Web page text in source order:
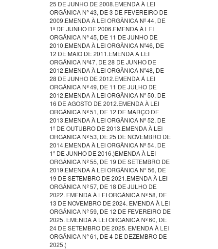
25 DE JUNHO DE 2008.EMENDA À LEI
ORGÂNICA Nº 43, DE 3 DE FEVEREIRO DE
2009.EMENDA À LEI ORGÂNICA Nº 44, DE
1º DE JUNHO DE 2006.EMENDA À LEI
ORGÂNICA Nº 45, DE 11 DE JUNHO DE
2010.EMENDA À LEI ORGÂNICA Nº46, DE
12 DE MAIO DE 2011.EMENDA À LEI
ORGÂNICA Nº47, DE 28 DE JUNHO DE
2012.EMENDA À LEI ORGÂNICA Nº48, DE
28 DE JUNHO DE 2012.EMENDA Á LEI
ORGÂNICA Nº 49, DE 11 DE JULHO DE
2012.EMENDA À LEI ORGÂNICA Nº 50, DE
16 DE AGOSTO DE 2012.EMENDA À LEI
ORGÂNICA Nº 51, DE 12 DE MARÇO DE
2013.EMENDA À LEI ORGÂNICA Nº 52, DE
1º DE OUTUBRO DE 2013.EMENDA À LEI
ORGÂNICA Nº 53, DE 25 DE NOVEMBRO DE
2014.EMENDA À LEI ORGÂNICA Nº 54, DE
1º DE JUNHO DE 2016.)EMENDA À LEI
ORGÂNICA Nº 55, DE 19 DE SETEMBRO DE
2019.EMENDA À LEI ORGÂNICA N° 56, DE
19 DE SETEMBRO DE 2021.EMENDA À LEI
ORGÂNICA Nº 57, DE 18 DE JULHO DE
2022. EMENDA À LEI ORGÂNICA Nº 58, DE
13 DE NOVEMBRO DE 2024. EMENDA À LEI
ORGÂNICA Nº 59, DE 12 DE FEVEREIRO DE
2025. EMENDA À LEI ORGÂNICA Nº 60, DE
24 DE SETEMBRO DE 2025. EMENDA À LEI
ORGÂNICA Nº 61, DE 4 DE DEZEMBRO DE
2025.)